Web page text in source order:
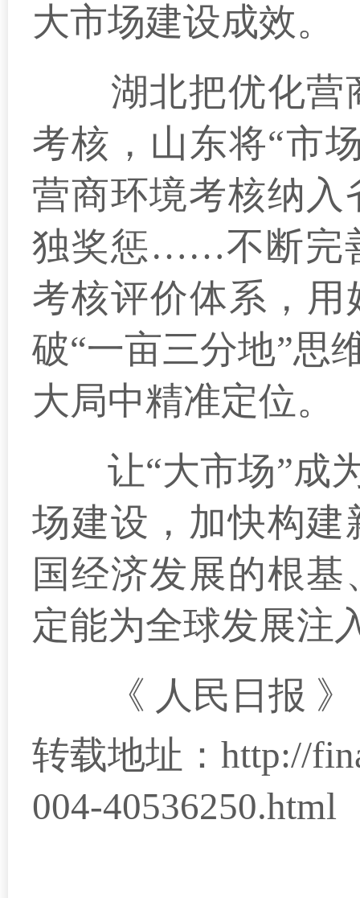
大市场建设成效。
湖北把优化营
考核，山东将“市
营商环境考核纳
独奖惩……不断完
考核评价体系，用
破“一亩三分地”思
大局中精准定位。
让“大市场”成为
场建设，加快构
国经济发展的根
定能为全球发展注
《 人民日报 》
转载地址： http://
004-40536250.html